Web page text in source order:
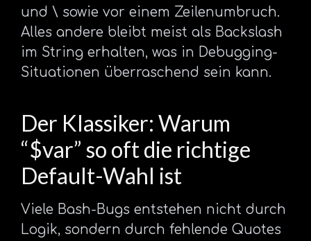
und \ sowie vor einem Zeilenumbruch.
Alles andere bleibt meist als Backslash
im String erhalten, was in Debugging-
Situationen überraschend sein kann.
Der Klassiker: Warum
“$var” so oft die richtige
Default-Wahl ist
Viele Bash-Bugs entstehen nicht durch
Logik, sondern durch fehlende Quotes